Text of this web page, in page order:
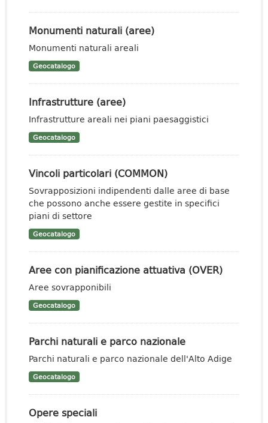
Monumenti naturali (aree)
Monumenti naturali areali
Geocatalogo
Infrastrutture (aree)
Infrastrutture areali nei piani paesaggistici
Geocatalogo
Vincoli particolari (COMMON)
Sovrapposizioni indipendenti dalle aree di base
che possono anche essere gestite in specifici
piani di settore
Geocatalogo
Aree con pianificazione attuativa (OVER)
Aree sovrapponibili
Geocatalogo
Parchi naturali e parco nazionale
Parchi naturali e parco nazionale dell'Alto Adige
Geocatalogo
Opere speciali